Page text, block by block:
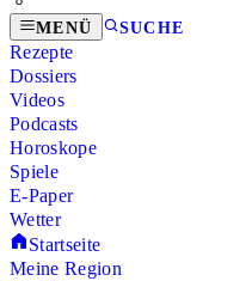
MENÜ SUCHE
Rezepte
Dossiers
Videos
Podcasts
Horoskope
Spiele
E-Paper
Wetter
Startseite
Meine Region